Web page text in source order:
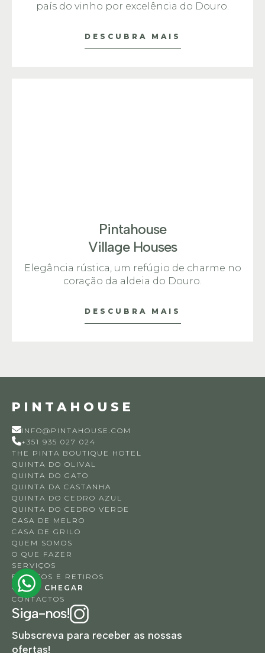
país do vinho por excelência do Douro.
DESCUBRA MAIS
Pintahouse
Village Houses
Elegância rústica, um refúgio de charme no
coração da aldeia do Douro.
DESCUBRA MAIS
PINTAHOUSE
INFO@PINTAHOUSE.COM
+351 935 027 024
THE PINTA BOUTIQUE HOTEL
QUINTA DO OLIVAL
QUINTA DO GATO
QUINTA DA CASTANHA
QUINTA DO CEDRO AZUL
QUINTA DO CEDRO VERDE
CASA DE MELRO
CASA DE GRILO
QUEM SOMOS
O QUE FAZER
SERVIÇOS
EVENTOS E RETIROS
COMO CHEGAR
CONTACTOS
Siga-nos!
Subscreva para receber as nossas
ofertas!